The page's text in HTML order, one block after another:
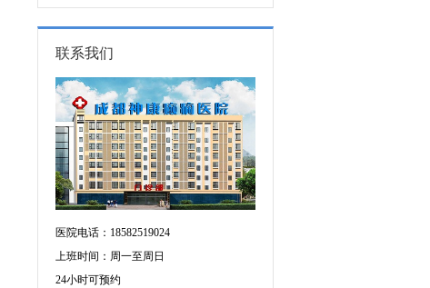
有哪些危害?
联系我们
医院电话：18582519024
上班时间：周一至周日
24小时可预约